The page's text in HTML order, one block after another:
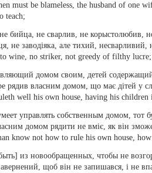
must be blameless, the husband of one
teach;
бийца, не сварлив, не корыстолюбив,
не заводіяка, але тихий, несварливий,
wine, no striker, not greedy of filthy
домом своим, детей
власним домом, що має дітей у
well his own house, having his
управлять собственным домом, тот
домом рядити не вміє, як він
know not how to rule his own house,
из новообращенных, чтобы не
щоб він не запишався, і не